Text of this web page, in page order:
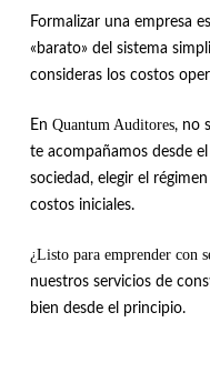
Formalizar una empresa
«barato» del sistema
consideras los costos
En Quantum Auditores, no
te acompañamos desde
sociedad, elegir el
costos iniciales.
¿Listo para emprender con
nuestros servicios de
bien desde el principio.